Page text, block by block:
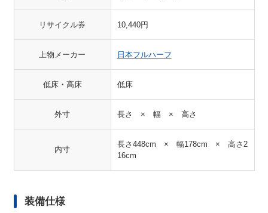
リサイクル券 10,440円
上物メーカー 日本フルハーフ
低床・高床 低床
外寸 長さ × 幅 × 高さ
内寸
長さ448cm × 幅178cm × 高さ2
16cm
装備仕様